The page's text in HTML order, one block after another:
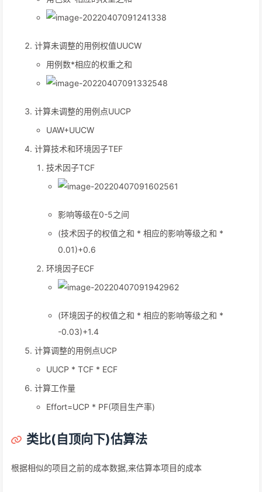
计算未调整的用例权值UUCW
用例数*相应的权重之和
计算未调整的用例点UUCP
UAW+UUCW
计算技术和环境因子TEF
技术因子TCF
影响等级在0-5之间
(技术因子的权值之和 * 相应的影响等级之和 *
0.01)+0.6
环境因子ECF
(环境因子的权值之和 * 相应的影响等级之和 *
-0.03)+1.4
计算调整的用例点UCP
UUCP * TCF * ECF
计算工作量
Effort=UCP * PF(项目生产率)
类比(自顶向下)估算法
根据相似的项目之前的成本数据,来估算本项目的成本